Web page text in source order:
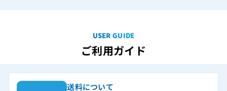
USER GUIDE
ご利用ガイド
送料について